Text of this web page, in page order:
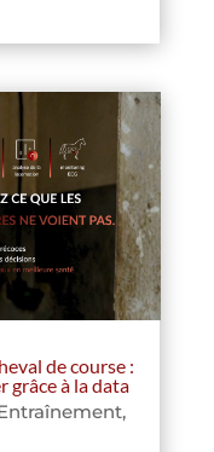
de course :
à la data
,